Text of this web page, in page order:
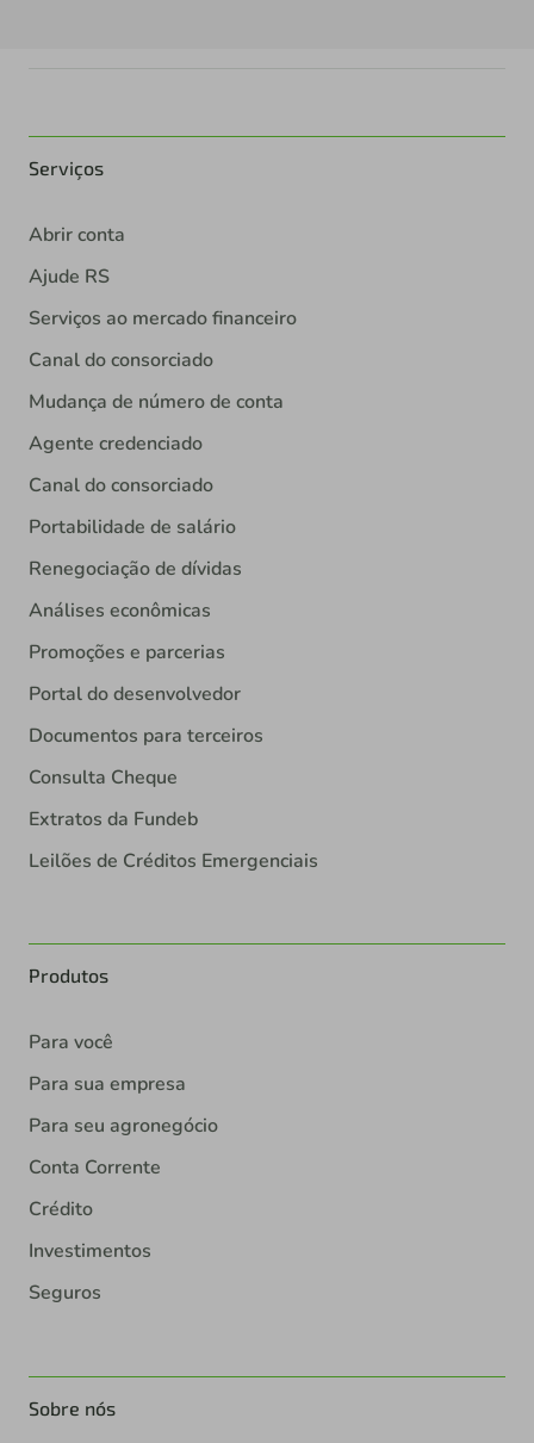
Serviços
Abrir conta
Ajude RS
Serviços ao mercado financeiro
Canal do consorciado
Mudança de número de conta
Agente credenciado
Canal do consorciado
Portabilidade de salário
Renegociação de dívidas
Análises econômicas
Promoções e parcerias
Portal do desenvolvedor
Documentos para terceiros
Consulta Cheque
Extratos da Fundeb
Leilões de Créditos Emergenciais
Produtos
Para você
Para sua empresa
Para seu agronegócio
Conta Corrente
Crédito
Investimentos
Seguros
Sobre nós